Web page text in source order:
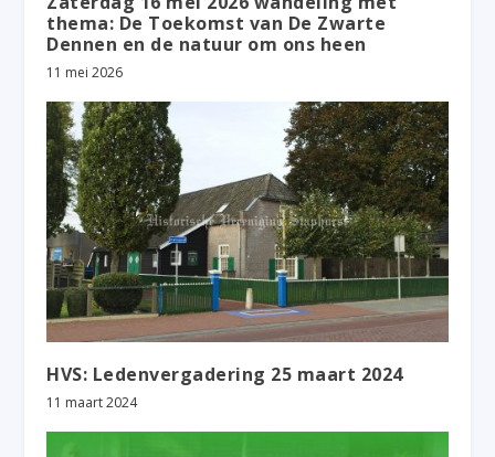
thema: De Toekomst van De Zwarte
Dennen en de natuur om ons heen
11 mei 2026
HVS: Ledenvergadering 25 maart 2024
11 maart 2024